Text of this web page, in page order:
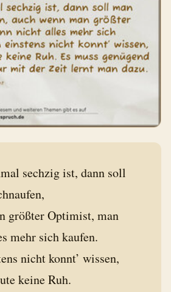
sechzig ist, dann soll
größter Optimist, man
mehr sich kaufen.
nicht konnt’ wissen,
keine Ruh.